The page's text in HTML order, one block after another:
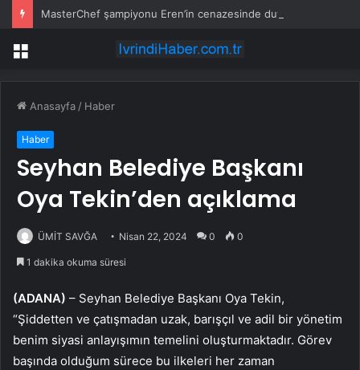
Menü
Anasayfa / Haber
Haber
Seyhan Belediye Başkanı
Oya Tekin’den açıklama
ÜMİT SAVĞA Nisan 22, 2024 0 0
1 dakika okuma süresi
(ADANA) – Seyhan Belediye Başkanı Oya Tekin,
“Şiddetten ve çatışmadan uzak, barışçıl ve adil bir yönetim
benim siyasi anlayışımın temelini oluşturmaktadır. Görev
başında olduğum sürece bu ilkeleri her zaman